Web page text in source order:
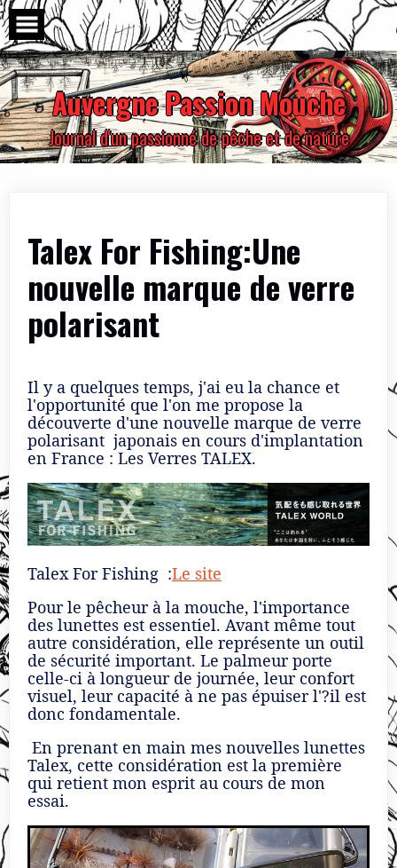
Skip
to
content
Auvergne Passion Mouche
Journal d'un passionné de pêche et de nature
Talex For Fishing:Une
nouvelle marque de verre
polarisant
Il y a quelques temps, j'ai eu la chance et
l'opportunité que l'on me propose la
découverte d'une nouvelle marque de verre
polarisant japonais en cours d'implantation
en France : Les Verres TALEX.
Talex For Fishing :Le site
Pour le pêcheur à la mouche, l'importance
des lunettes est essentiel. Avant même tout
autre considération, elle représente un outil
de sécurité important. Le palmeur porte
celle-ci à longueur de journée, leur confort
visuel, leur capacité à ne pas épuiser l'?il est
donc fondamentale.
En prenant en main mes nouvelles lunettes
Talex, cette considération est la première
qui retient mon esprit au cours de mon
essai.